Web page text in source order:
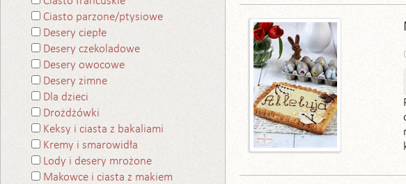
Ciasto parzone/ptysiowe
Desery ciepłe
Desery czekoladowe
Desery owocowe
Desery zimne
Dla dzieci
Drożdżówki
Keksy i ciasta z bakaliami
Kremy i smarowidła
Lody i desery mrożone
Makowce i ciasta z makiem